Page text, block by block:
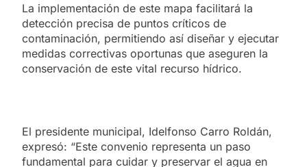
La implementación de este mapa facilitará la
detección precisa de puntos críticos de
contaminación, permitiendo así diseñar y ejecutar
medidas correctivas oportunas que aseguren la
conservación de este vital recurso hídrico.
El presidente municipal, Idelfonso Carro Roldán,
expresó: “Este convenio representa un paso
fundamental para cuidar y preservar el agua en